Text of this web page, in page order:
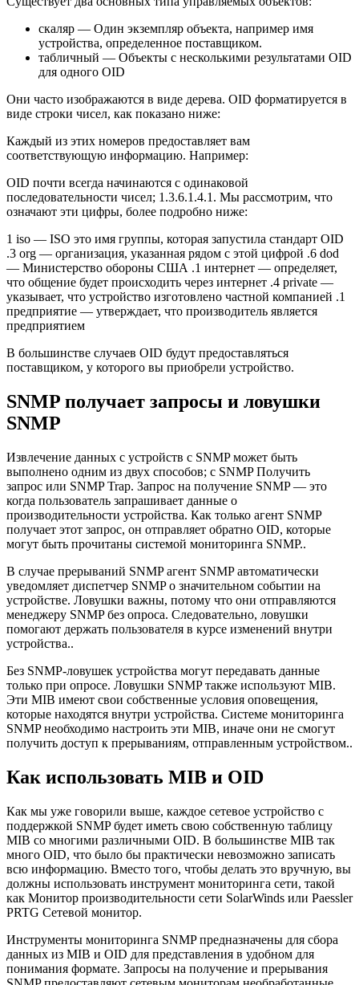
скаляр — Один экземпляр объекта, например имя
устройства, определенное поставщиком.
табличный — Объекты с несколькими результатами OID
для одного OID
Они часто изображаются в виде дерева. OID форматируется в
виде строки чисел, как показано ниже:
Каждый из этих номеров предоставляет вам
соответствующую информацию. Например:
OID почти всегда начинаются с одинаковой
последовательности чисел; 1.3.6.1.4.1. Мы рассмотрим, что
означают эти цифры, более подробно ниже:
1 iso — ISO это имя группы, которая запустила стандарт OID
.3 org — организация, указанная рядом с этой цифрой .6 dod
— Министерство обороны США .1 интернет — определяет,
что общение будет происходить через интернет .4 private —
указывает, что устройство изготовлено частной компанией .1
предприятие — утверждает, что производитель является
предприятием
В большинстве случаев OID будут предоставляться
поставщиком, у которого вы приобрели устройство.
SNMP получает запросы и ловушки
SNMP
Извлечение данных с устройств с SNMP может быть
выполнено одним из двух способов; с SNMP Получить
запрос или SNMP Trap. Запрос на получение SNMP — это
когда пользователь запрашивает данные о
производительности устройства. Как только агент SNMP
получает этот запрос, он отправляет обратно OID, которые
могут быть прочитаны системой мониторинга SNMP..
В случае прерываний SNMP агент SNMP автоматически
уведомляет диспетчер SNMP о значительном событии на
устройстве. Ловушки важны, потому что они отправляются
менеджеру SNMP без опроса. Следовательно, ловушки
помогают держать пользователя в курсе изменений внутри
устройства..
Без SNMP-ловушек устройства могут передавать данные
только при опросе. Ловушки SNMP также используют MIB.
Эти MIB имеют свои собственные условия оповещения,
которые находятся внутри устройства. Системе мониторинга
SNMP необходимо настроить эти MIB, иначе они не смогут
получить доступ к прерываниям, отправленным устройством..
Как использовать MIB и OID
Как мы уже говорили выше, каждое сетевое устройство с
поддержкой SNMP будет иметь свою собственную таблицу
MIB со многими различными OID. В большинстве MIB так
много OID, что было бы практически невозможно записать
всю информацию. Вместо того, чтобы делать это вручную, вы
должны использовать инструмент мониторинга сети, такой
как Монитор производительности сети SolarWinds или Paessler
PRTG Сетевой монитор.
Инструменты мониторинга SNMP предназначены для сбора
данных из MIB и OID для представления в удобном для
понимания формате. Запросы на получение и прерывания